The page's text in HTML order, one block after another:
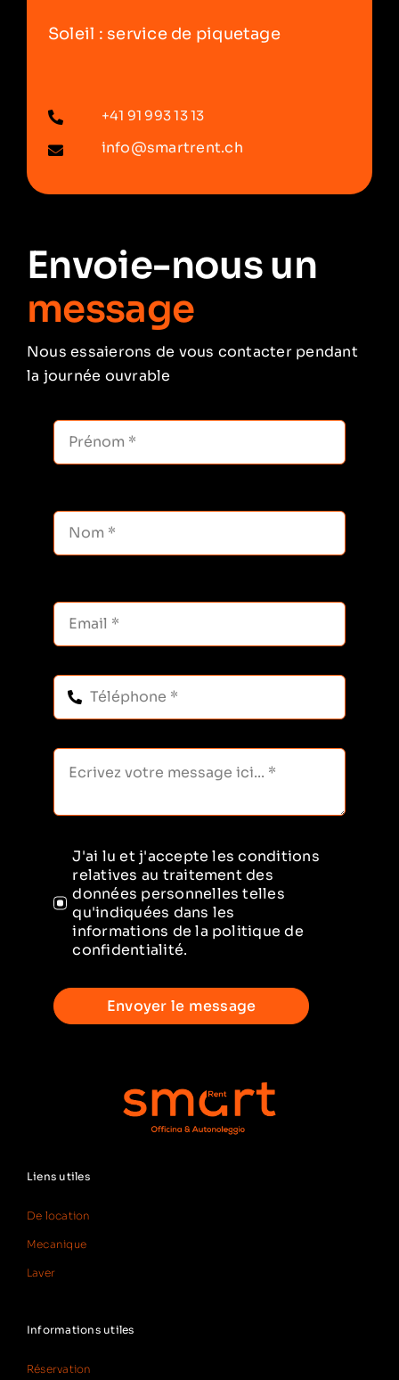
Envoie-nous un
message
Nous essaierons de vous contacter pendant
la journée ouvrable
J'ai lu et j'accepte les conditions
relatives au traitement des
données personnelles telles
qu'indiquées dans les
informations de la politique de
confidentialité.
Envoyer le message
Soleil : service de piquetage
+41 91 993 13 13
info@smartrent.ch
Liens utiles
De location
Mecanique
Laver
Informations utiles
Réservation